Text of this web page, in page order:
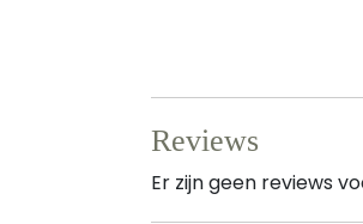
Reviews
Er zijn geen reviews